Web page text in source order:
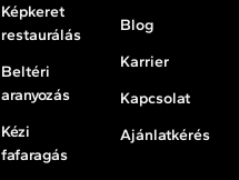
Képkeret
restaurálás
Beltéri
aranyozás
Kézi
fafaragás
Blog
Karrier
Kapcsolat
Ajánlatkérés